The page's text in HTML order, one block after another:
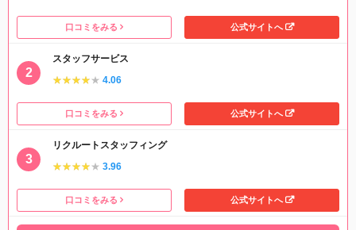
口コミをみる 公式サイトへ
スタッフサービス
★★★★★
★★★★★ 4.06
口コミをみる 公式サイトへ
リクルートスタッフィング
★★★★★
★★★★★ 3.96
口コミをみる 公式サイトへ